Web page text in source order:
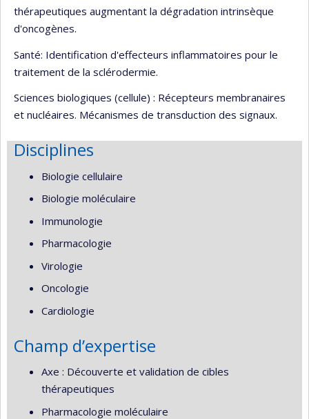
thérapeutiques augmentant la dégradation intrinsèque
d'oncogènes.
Santé: Identification d'effecteurs inflammatoires pour le
traitement de la sclérodermie.
Sciences biologiques (cellule) : Récepteurs membranaires
et nucléaires. Mécanismes de transduction des signaux.
Disciplines
Biologie cellulaire
Biologie moléculaire
Immunologie
Pharmacologie
Virologie
Oncologie
Cardiologie
Champ d’expertise
Axe : Découverte et validation de cibles
thérapeutiques
Pharmacologie moléculaire